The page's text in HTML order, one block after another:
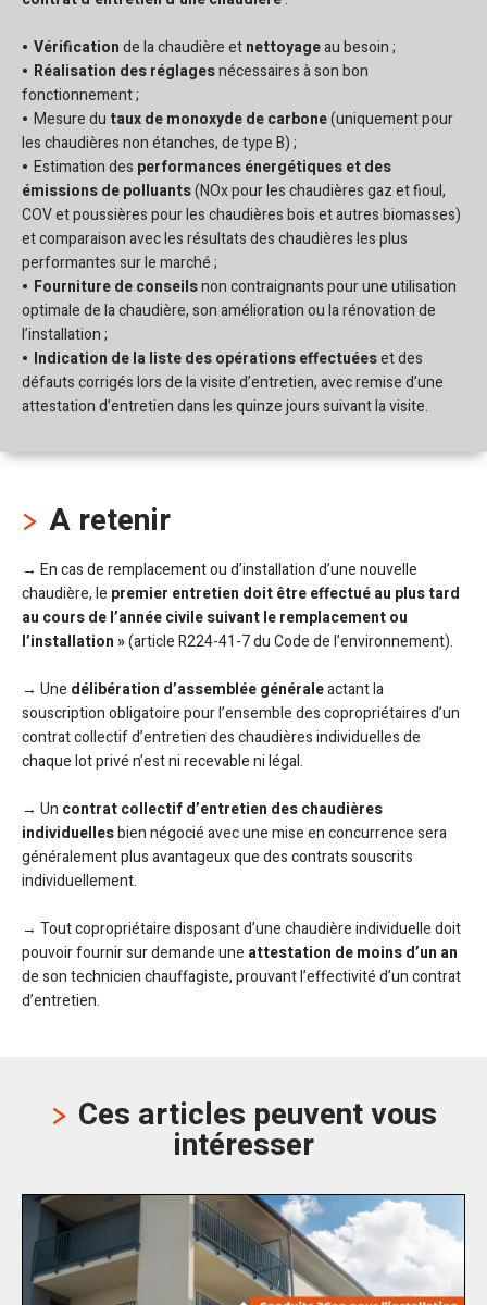
Vérificationde la chaudière etnettoyageau besoin ;
Réalisation des réglagesnécessaires à son bon
fonctionnement ;
Mesure du taux de monoxyde de carbone(uniquement pour
les chaudières non étanches, de type B) ;
Estimation des performances énergétiques et des
émissions de polluants(NOx pour les chaudières gaz et fioul,
COV et poussières pour les chaudières bois et autres biomasses)
et comparaison avec les résultats des chaudières les plus
performantes sur le marché ;
Fourniture de conseilsnon contraignants pour une utilisation
optimale de la chaudière, son amélioration ou la rénovation de
l’installation ;
Indication de la liste des opérations effectuéeset des
défauts corrigés lors de la visite d’entretien, avec remise d’une
attestation d’entretien dans les quinze jours suivant la visite.
A retenir
→ En cas de remplacement ou d’installation d’une nouvelle
chaudière, le premier entretien doit être effectué au plus tard
au cours de l’année civile suivant le remplacement ou
l’installation »(article R224-41-7 du Code de l’environnement).
→ Une délibération d’assemblée généraleactant la
souscription obligatoire pour l’ensemble des copropriétaires d’un
contrat collectif d’entretien des chaudières individuelles de
chaque lot privé n’est ni recevable ni légal.
→ Un contrat collectif d’entretien des chaudières
individuellesbien négocié avec une mise en concurrence sera
généralement plus avantageux que des contrats souscrits
individuellement.
→ Tout copropriétaire disposant d’une chaudière individuelle doit
pouvoir fournir sur demande une attestation de moins d’un an
de son technicien chauffagiste, prouvant l’effectivité d’un contrat
d’entretien.
Ces articles peuvent vous
intéresser